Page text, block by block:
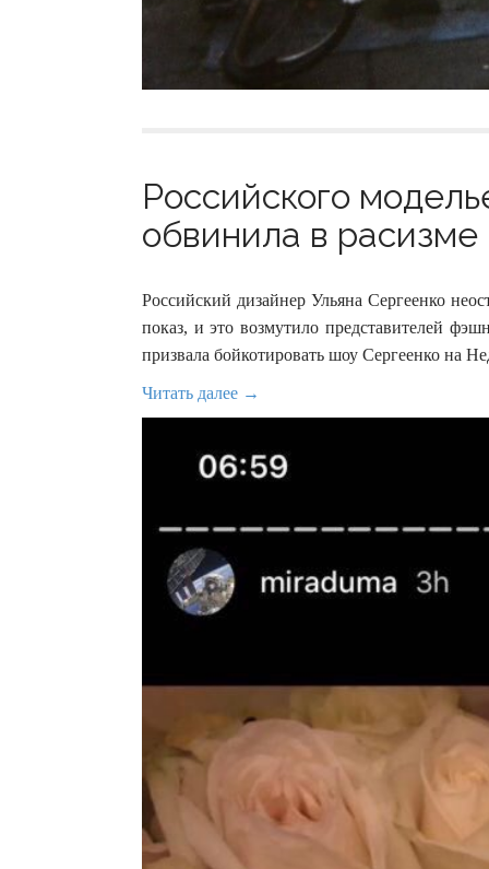
Российского
обвинила в
Российский дизайнер Ульяна Сергеенко
показ, и это возмутило представителей
призвала бойкотировать шоу Сергеенко на
Читать далее →